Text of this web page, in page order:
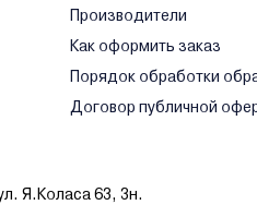
Производители
Как оформить заказ
Порядок обработки
Договор публичной
Я.Коласа 63, 3н.